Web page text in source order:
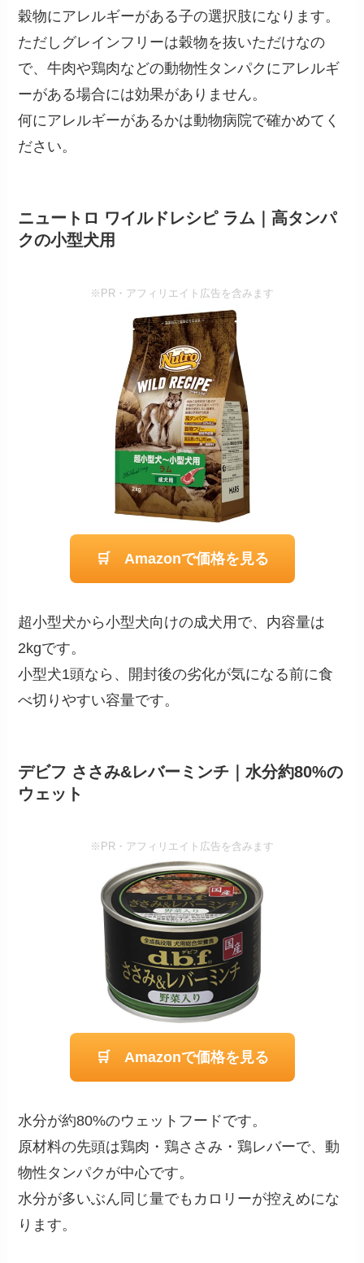
穀物にアレルギーがある子の選択肢になります。
ただしグレインフリーは穀物を抜いただけなの
で、牛肉や鶏肉などの動物性タンパクにアレルギ
ーがある場合には効果がありません。
何にアレルギーがあるかは動物病院で確かめてく
ださい。
ニュートロ ワイルドレシピ ラム｜高タンパ
クの小型犬用
※PR・アフィリエイト広告を含みます
🛒 Amazonで価格を見る
超小型犬から小型犬向けの成犬用で、内容量は
2kgです。
小型犬1頭なら、開封後の劣化が気になる前に食
べ切りやすい容量です。
デビフ ささみ&レバーミンチ｜水分約80%の
ウェット
※PR・アフィリエイト広告を含みます
🛒 Amazonで価格を見る
水分が約80%のウェットフードです。
原材料の先頭は鶏肉・鶏ささみ・鶏レバーで、動
物性タンパクが中心です。
水分が多いぶん同じ量でもカロリーが控えめにな
ります。